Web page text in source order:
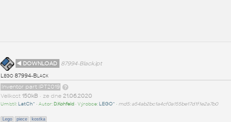
◄ DOWNLOAD
87994-Black.ipt
Lego 87994-Black
Inventor part IPT2019
Velikost 150kB• ze dne 21.06.2020
Umístil: LatCh^ • Autor: D.Kohfeld• Výrobce: LEGO^ • md5: a54ab2bc1a4cf0a155be17d1f1e2a7b0
Lego piece kostka